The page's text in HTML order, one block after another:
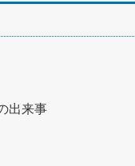
出来事